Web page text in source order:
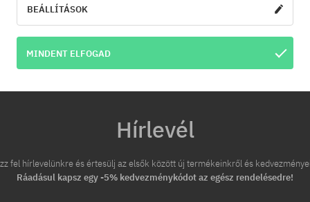
Hírlevél
fel hírlevelünkre és értesülj az elsők között új termékeinkről és
Ráadásul kapsz egy -5% kedvezménykódot az egész rendelésedre!
BEÁLLÍTÁSOK
MINDENT ELFOGAD